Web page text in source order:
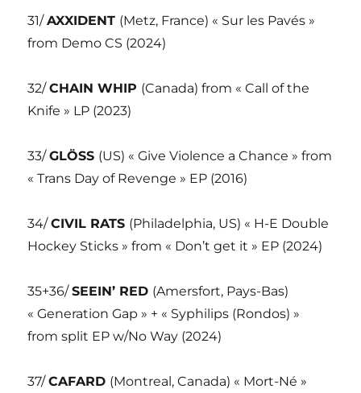
31/AXXIDENT (Metz, France) « Sur les Pavés »
from Demo CS (2024)
32/CHAIN WHIP (Canada) from « Call of the
Knife » LP (2023)
33/GLÖSS (US) « Give Violence a Chance » from
« Trans Day of Revenge » EP (2016)
34/CIVIL RATS (Philadelphia, US) « H-E Double
Hockey Sticks » from « Don’t get it » EP (2024)
35+36/SEEIN’ RED (Amersfort, Pays-Bas)
« Generation Gap » + « Syphilips (Rondos) »
from split EP w/No Way (2024)
37/CAFARD (Montreal, Canada) « Mort-Né »